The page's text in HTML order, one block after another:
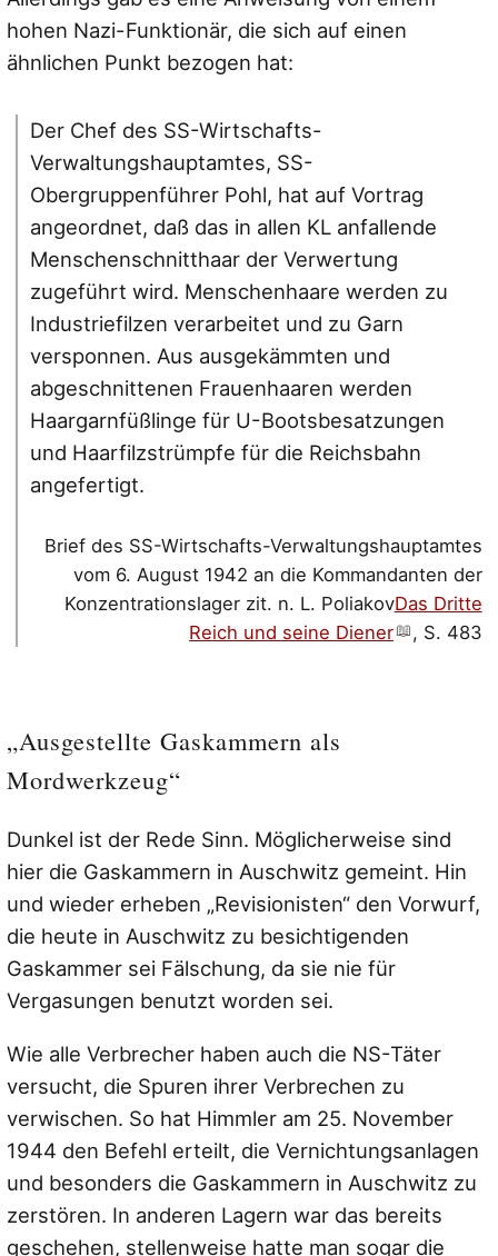
hohen Nazi-Funktionär, die sich auf einen
ähnlichen Punkt bezogen hat:
Der Chef des SS-Wirtschafts-
Verwaltungshauptamtes, SS-
Obergruppenführer Pohl, hat auf Vortrag
angeordnet, daß das in allen KL anfallende
Menschenschnitthaar der Verwertung
zugeführt wird. Menschenhaare werden zu
Industriefilzen verarbeitet und zu Garn
versponnen. Aus ausgekämmten und
abgeschnittenen Frauenhaaren werden
Haargarnfüßlinge für U-Bootsbesatzungen
und Haarfilzstrümpfe für die Reichsbahn
angefertigt.
Brief des SS-Wirtschafts-Verwaltungshauptamtes
vom 6. August 1942 an die Kommandanten der
Konzentrationslager zit. n. L. PoliakovDas Dritte
Reich und seine Diener
, S. 483
„Ausgestellte Gaskammern als
Mordwerkzeug“
Dunkel ist der Rede Sinn. Möglicherweise sind
hier die Gaskammern in Auschwitz gemeint. Hin
und wieder erheben „Revisionisten“ den Vorwurf,
die heute in Auschwitz zu besichtigenden
Gaskammer sei Fälschung, da sie nie für
Vergasungen benutzt worden sei.
Wie alle Verbrecher haben auch die NS-Täter
versucht, die Spuren ihrer Verbrechen zu
verwischen. So hat Himmler am 25. November
1944 den Befehl erteilt, die Vernichtungsanlagen
und besonders die Gaskammern in Auschwitz zu
zerstören. In anderen Lagern war das bereits
geschehen, stellenweise hatte man sogar die